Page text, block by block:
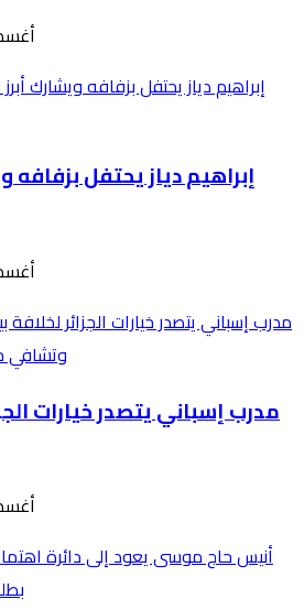
أغسطس
إبراهيم دياز يحتفل بزفافه
أغسطس
مدرب إسباني يتصدر خيارات
أغسطس